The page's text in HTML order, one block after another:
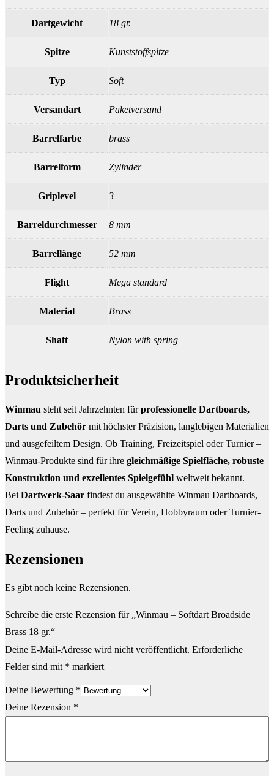
Dartgewicht 18 gr.
Spitze Kunststoffspitze
Typ Soft
Versandart Paketversand
Barrelfarbe brass
Barrelform Zylinder
Griplevel 3
Barreldurchmesser 8 mm
Barrellänge 52 mm
Flight Mega standard
Material Brass
Shaft Nylon with spring
Produktsicherheit
Winmau steht seit Jahrzehnten fürprofessionelle Dartboards,
Darts und Zubehör mit höchster Präzision, langlebigen Materialien
und ausgefeiltem Design. Ob Training, Freizeitspiel oder Turnier –
Winmau-Produkte sind für ihre gleichmäßige Spielfläche, robuste
Konstruktion und exzellentes Spielgefühl weltweit bekannt.
Bei Dartwerk-Saar findest du ausgewählte Winmau Dartboards,
Darts und Zubehör – perfekt für Verein, Hobbyraum oder Turnier-
Feeling zuhause.
Rezensionen
Es gibt noch keine Rezensionen.
Schreibe die erste Rezension für „Winmau – Softdart Broadside
Brass 18 gr.“
Deine E-Mail-Adresse wird nicht veröffentlicht. Erforderliche
Felder sind mit * markiert
Deine Bewertung *
Deine Rezension *